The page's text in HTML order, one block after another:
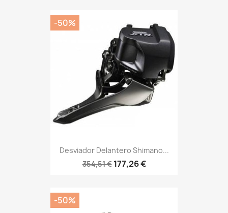
Desviador Delantero Shimano...
354,51 € 177,26 €
-50%
-50%